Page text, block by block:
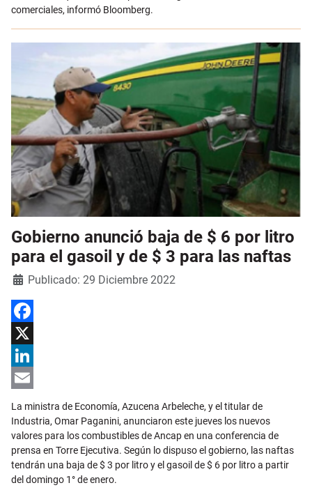
comerciales, informó Bloomberg.
Gobierno anunció baja de $ 6 por litro
para el gasoil y de $ 3 para las naftas
Detalles
Publicado: 29 Diciembre 2022
Facebook
X
LinkedIn
Email
La ministra de Economía, Azucena Arbeleche, y el titular de
Industria, Omar Paganini, anunciaron este jueves los nuevos
valores para los combustibles de Ancap en una conferencia de
prensa en Torre Ejecutiva. Según lo dispuso el gobierno, las naftas
tendrán una baja de $ 3 por litro y el gasoil de $ 6 por litro a partir
del domingo 1° de enero.